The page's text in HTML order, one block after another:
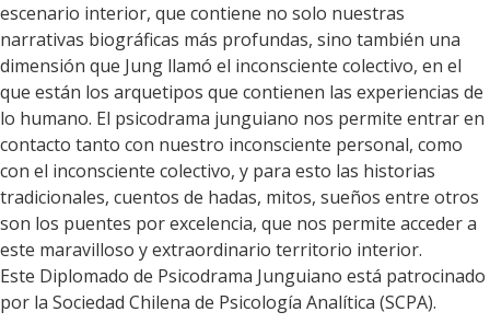
escenario interior, que contiene no solo nuestras
narrativas biográficas más profundas, sino también una
dimensión que Jung llamó el inconsciente colectivo, en el
que están los arquetipos que contienen las experiencias de
lo humano. El psicodrama junguiano nos permite entrar en
contacto tanto con nuestro inconsciente personal, como
con el inconsciente colectivo, y para esto las historias
tradicionales, cuentos de hadas, mitos, sueños entre otros
son los puentes por excelencia, que nos permite acceder a
este maravilloso y extraordinario territorio interior.
Este Diplomado de Psicodrama Junguiano está patrocinado
por la Sociedad Chilena de Psicología Analítica (SCPA).